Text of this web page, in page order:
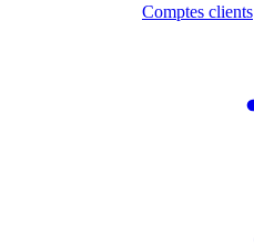
Comptes clients